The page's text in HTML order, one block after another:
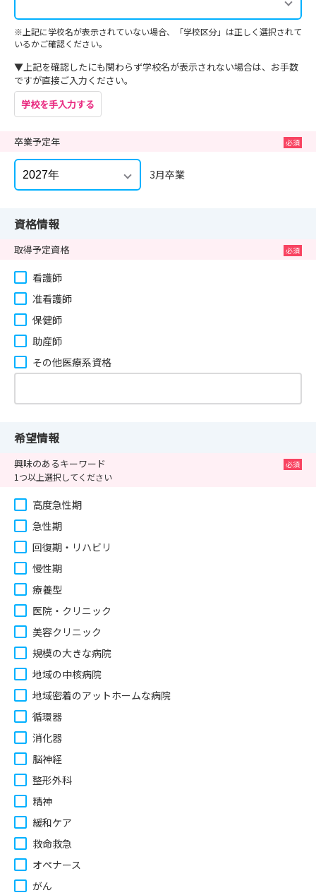
※上記に学校名が表示されていない場合、「学校区分」は正しく選択されて
いるかご確認ください。
▼上記を確認したにも関わらず学校名が表示されない場合は、お手数
ですが直接ご入力ください。
学校を手入力する
卒業予定年
3月卒業
資格情報
取得予定資格
看護師
准看護師
保健師
助産師
その他医療系資格
希望情報
興味のあるキーワード
1つ以上選択してください
高度急性期
急性期
回復期・リハビリ
慢性期
療養型
医院・クリニック
美容クリニック
規模の大きな病院
地域の中核病院
地域密着のアットホームな病院
循環器
消化器
脳神経
整形外科
精神
緩和ケア
救命救急
オペナース
がん